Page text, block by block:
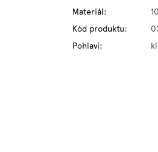
Materiál:
Kód produktu:
Pohlaví: